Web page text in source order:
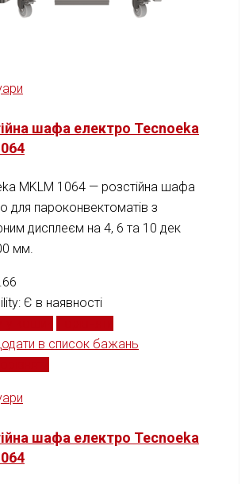
шафа електро Tecnoeka
MKLM 1064 — розстійна шафа
для пароконвектоматів з
дисплеєм на 4, 6 та 10 дек
мм.
Є в наявності
в список бажань
шафа електро Tecnoeka